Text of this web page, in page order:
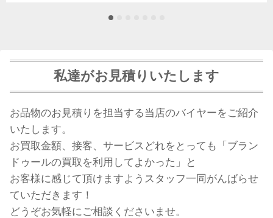
私達がお見積りいたします
お品物のお見積りを担当する当店のバイヤーをご紹介
いたします。
お買取金額、接客、サービスどれをとっても「ブラン
ドゥールの買取を利用してよかった」と
お客様に感じて頂けますようスタッフ一同がんばらせ
ていただきます！
どうぞお気軽にご相談くださいませ。